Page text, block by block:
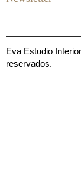
Eva Estudio
reservados.